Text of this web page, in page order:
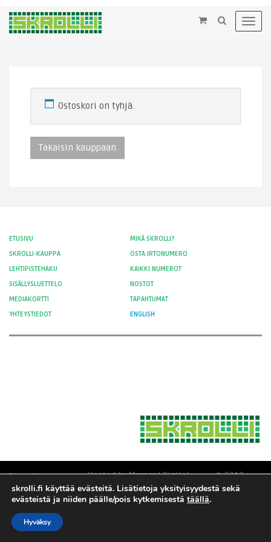
×
Ostoskori on tyhjä.
Takaisin kauppaan
ETUSIVU
MIKÄ SKROLLI?
SKROLLI-KAUPPA
OSTA IRTONUMERO
LEHTIPISTEHAKU
KAIKKI NUMEROT
SISÄLLYSLUETTELO
NOSTOT
MEDIAKORTTI
TAPAHTUMAT
YHTEYSTIEDOT
ENGLISH
Hosted by Moment Digital
Yksityisyys ja evästeet
Tietosuojaseloste
© 2012-
2026 Skrolli
skrolli.fi käyttää evästeitä. Lisätietoja yksityisyydestä sekä
evästeistä ja niiden päälle/pois kytkemisestä täällä.
Hyväksy